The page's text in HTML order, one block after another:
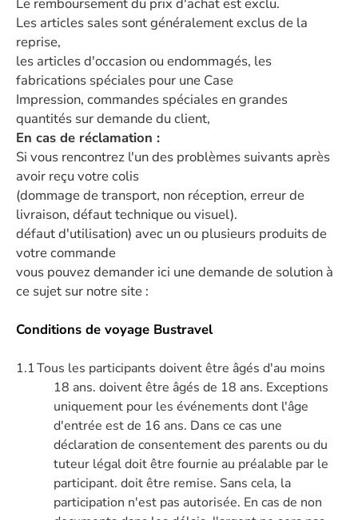
Les articles sales sont généralement exclus de la
reprise,
les articles d'occasion ou endommagés, les
fabrications spéciales pour une Case
Impression, commandes spéciales en grandes
quantités sur demande du client,
En cas de réclamation :
Si vous rencontrez l'un des problèmes suivants après
avoir reçu votre colis
(dommage de transport, non réception, erreur de
livraison, défaut technique ou visuel).
défaut d'utilisation) avec un ou plusieurs produits de
votre commande
vous pouvez demander ici une demande de solution à
ce sujet sur notre site :
Conditions de voyage Bustravel
1.1Tous les participants doivent être âgés d'au moins
18 ans. doivent être âgés de 18 ans. Exceptions
uniquement pour les événements dont l'âge
d'entrée est de 16 ans. Dans ce cas une
déclaration de consentement des parents ou du
tuteur légal doit être fournie au préalable par le
participant. doit être remise. Sans cela, la
participation n'est pas autorisée. En cas de non